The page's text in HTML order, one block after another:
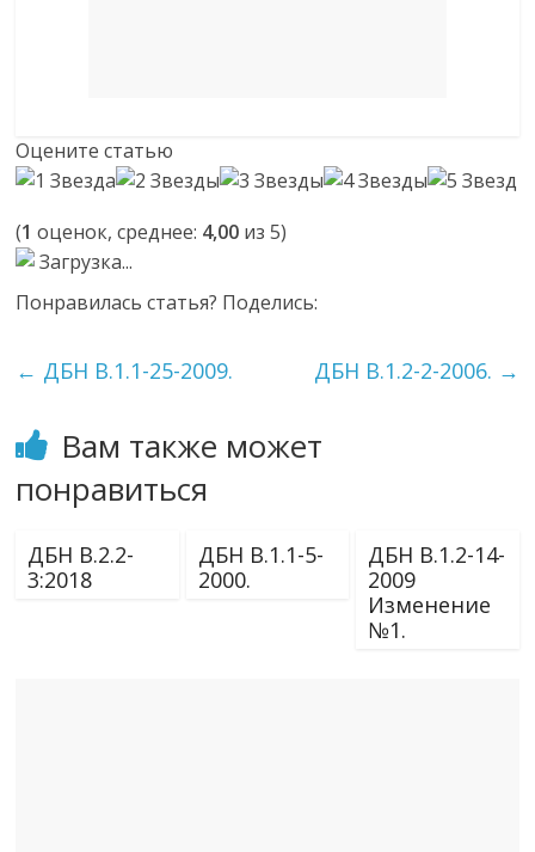
Оцените статью
(1 оценок, среднее: 4,00 из 5)
Загрузка...
Понравилась статья? Поделись:
← ДБН В.1.1-25-2009. ДБН В.1.2-2-2006. →
Вам также может
понравиться
ДБН В.2.2-
3:2018
ДБН В.1.1-5-
2000.
ДБН В.1.2-14-
2009
Изменение
№1.